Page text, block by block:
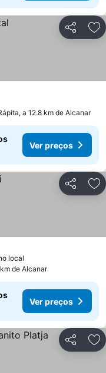
Partilhar
a 12.8 km de Alcanar
Ver preços
Partilhar
local
de Alcanar
Ver preços
Partilhar